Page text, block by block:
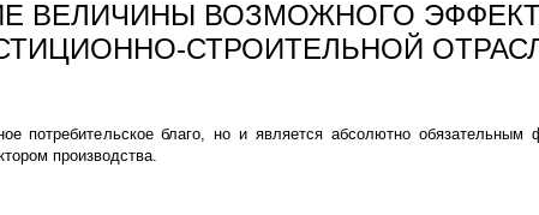
ВЕЛИЧИНЫ ВОЗМОЖНОГО
СТРОИТЕЛЬНОЙ
потребительское благо, но и является абсолютно обязательным
производства.